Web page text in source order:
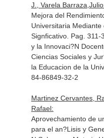
J., Varela
Mejora del
Universitaria
Signficativo. Pag. 311-
y la Innovaci?N
Ciencias Sociales y
la Educacion de la
84-86849-32-2
Martinez Cervantes,
Rafael:
Aprovechamiento de
para el an?Lisis y